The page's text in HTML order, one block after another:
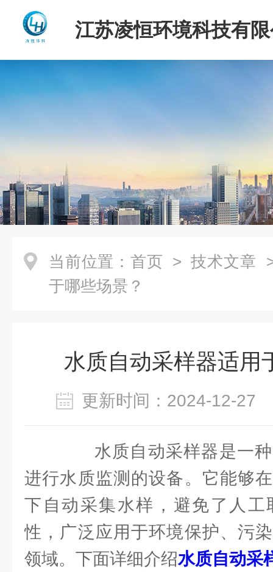
江苏凌恒环境科技有
当前位置： 首页 > 技术文章
于哪些场景？
水质自动采样器适用
更新时间：2024-12-
水质自动采样器是一种
进行水质监测的设备。它能够
下自动采集水样，避免了人工
性，广泛应用于环境保护、污
领域。下面详细介绍水质自动采